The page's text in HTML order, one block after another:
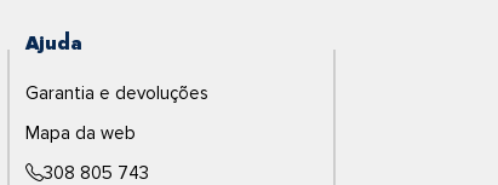
Ajuda
Garantia e devoluções
Mapa da web
308 805 743